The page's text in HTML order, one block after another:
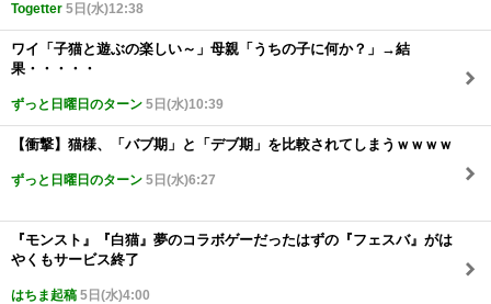
Togetter 5日(水)12:38
ワイ「子猫と遊ぶの楽しい～」母親「うちの子に何か？」→結
果・・・・・
ずっと日曜日のターン 5日(水)10:39
【衝撃】猫様、「バブ期」と「デブ期」を比較されてしまうｗｗｗｗ
ずっと日曜日のターン 5日(水)6:27
『モンスト』『白猫』夢のコラボゲーだったはずの『フェスバ』がは
やくもサービス終了
はちま起稿 5日(水)4:00